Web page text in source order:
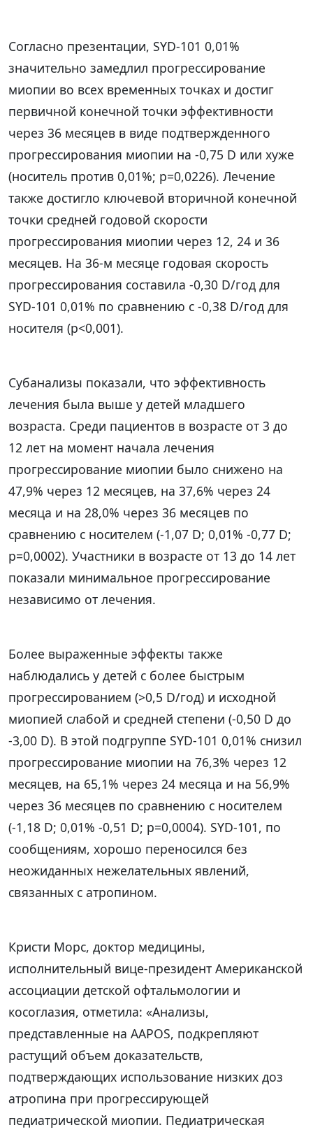
Согласно презентации, SYD-101 0,01%
значительно замедлил прогрессирование
миопии во всех временных точках и достиг
первичной конечной точки эффективности
через 36 месяцев в виде подтвержденного
прогрессирования миопии на -0,75 D или хуже
(носитель против 0,01%; p=0,0226). Лечение
также достигло ключевой вторичной конечной
точки средней годовой скорости
прогрессирования миопии через 12, 24 и 36
месяцев. На 36-м месяце годовая скорость
прогрессирования составила -0,30 D/год для
SYD-101 0,01% по сравнению с -0,38 D/год для
носителя (p<0,001).
Субанализы показали, что эффективность
лечения была выше у детей младшего
возраста. Среди пациентов в возрасте от 3 до
12 лет на момент начала лечения
прогрессирование миопии было снижено на
47,9% через 12 месяцев, на 37,6% через 24
месяца и на 28,0% через 36 месяцев по
сравнению с носителем (-1,07 D; 0,01% -0,77 D;
p=0,0002). Участники в возрасте от 13 до 14 лет
показали минимальное прогрессирование
независимо от лечения.
Более выраженные эффекты также
наблюдались у детей с более быстрым
прогрессированием (>0,5 D/год) и исходной
миопией слабой и средней степени (-0,50 D до
-3,00 D). В этой подгруппе SYD-101 0,01% снизил
прогрессирование миопии на 76,3% через 12
месяцев, на 65,1% через 24 месяца и на 56,9%
через 36 месяцев по сравнению с носителем
(-1,18 D; 0,01% -0,51 D; p=0,0004). SYD-101, по
сообщениям, хорошо переносился без
неожиданных нежелательных явлений,
связанных с атропином.
Кристи Морс, доктор медицины,
исполнительный вице-президент Американской
ассоциации детской офтальмологии и
косоглазия, отметила: «Анализы,
представленные на AAPOS, подкрепляют
растущий объем доказательств,
подтверждающих использование низких доз
атропина при прогрессирующей
педиатрической миопии. Педиатрическая